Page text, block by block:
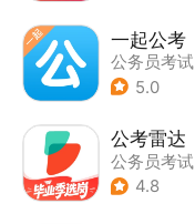
一起公考
公务员考试
5.0
公考雷达
公务员考试
4.8